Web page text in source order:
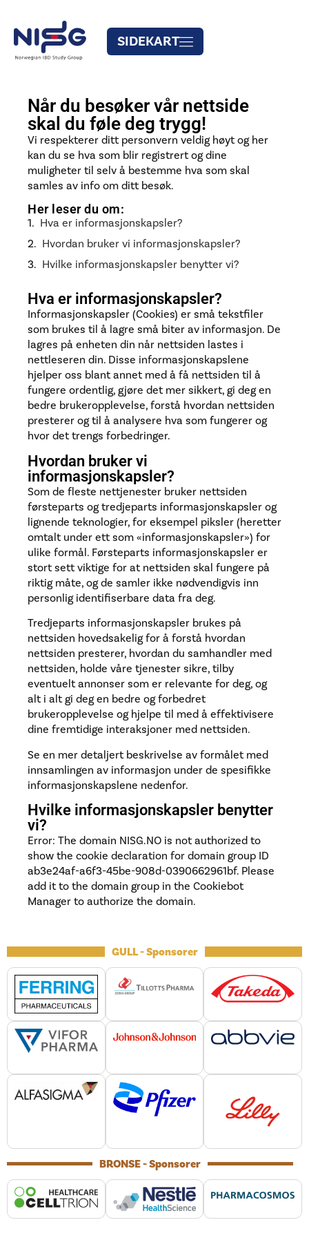
SIDEKART
Når du besøker vår nettside
skal du føle deg trygg!
Vi respekterer ditt personvern veldig høyt og her
kan du se hva som blir registrert og dine
muligheter til selv å bestemme hva som skal
samles av info om ditt besøk.
Her leser du om:
Hva er informasjonskapsler?
Hvordan bruker vi informasjonskapsler?
Hvilke informasjonskapsler benytter vi?
Hva er informasjonskapsler?
Informasjonskapsler (Cookies) er små tekstfiler
som brukes til å lagre små biter av informasjon. De
lagres på enheten din når nettsiden lastes i
nettleseren din. Disse informasjonskapslene
hjelper oss blant annet med å få nettsiden til å
fungere ordentlig, gjøre det mer sikkert, gi deg en
bedre brukeropplevelse, forstå hvordan nettsiden
presterer og til å analysere hva som fungerer og
hvor det trengs forbedringer.
Hvordan bruker vi
informasjonskapsler?
Som de fleste nettjenester bruker nettsiden
førsteparts og tredjeparts informasjonskapsler og
lignende teknologier, for eksempel piksler (heretter
omtalt under ett som «informasjonskapsler») for
ulike formål. Førsteparts informasjonskapsler er
stort sett viktige for at nettsiden skal fungere på
riktig måte, og de samler ikke nødvendigvis inn
personlig identifiserbare data fra deg.
Tredjeparts informasjonskapsler brukes på
nettsiden hovedsakelig for å forstå hvordan
nettsiden presterer, hvordan du samhandler med
nettsiden, holde våre tjenester sikre, tilby
eventuelt annonser som er relevante for deg, og
alt i alt gi deg en bedre og forbedret
brukeropplevelse og hjelpe til med å effektivisere
dine fremtidige interaksjoner med nettsiden.
Se en mer detaljert beskrivelse av formålet med
innsamlingen av informasjon under de spesifikke
informasjonskapslene nedenfor.
Hvilke informasjonskapsler benytter
vi?
Error: The domain NISG.NO is not authorized to
show the cookie declaration for domain group ID
ab3e24af-a6f3-45be-908d-0390662961bf. Please
add it to the domain group in the Cookiebot
Manager to authorize the domain.
GULL - Sponsorer
BRONSE - Sponsorer